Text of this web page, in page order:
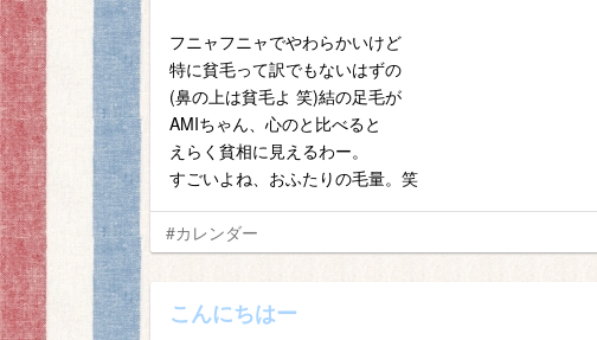
フニャフニャでやわらかいけど
特に貧毛って訳でもないはずの
(鼻の上は貧毛よ 笑)結の足毛が
AMIちゃん、心のと比べると
えらく貧相に見えるわー。
すごいよね、おふたりの毛量。笑
#カレンダー
こんにちはー